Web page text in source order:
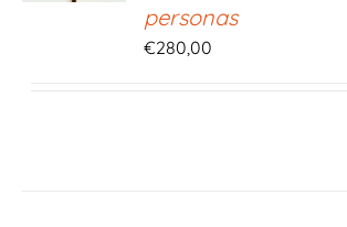
personas
€280,00